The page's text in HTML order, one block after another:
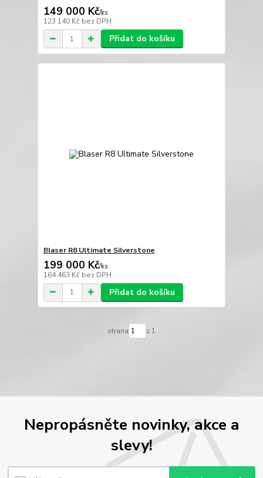
149 000 Kč/ks
123 140 Kč bez DPH
Přidat do košíku
Blaser R8 Ultimate Silverstone
199 000 Kč/ks
164 463 Kč bez DPH
Přidat do košíku
strana z 1
Nepropásněte novinky, akce a
slevy!